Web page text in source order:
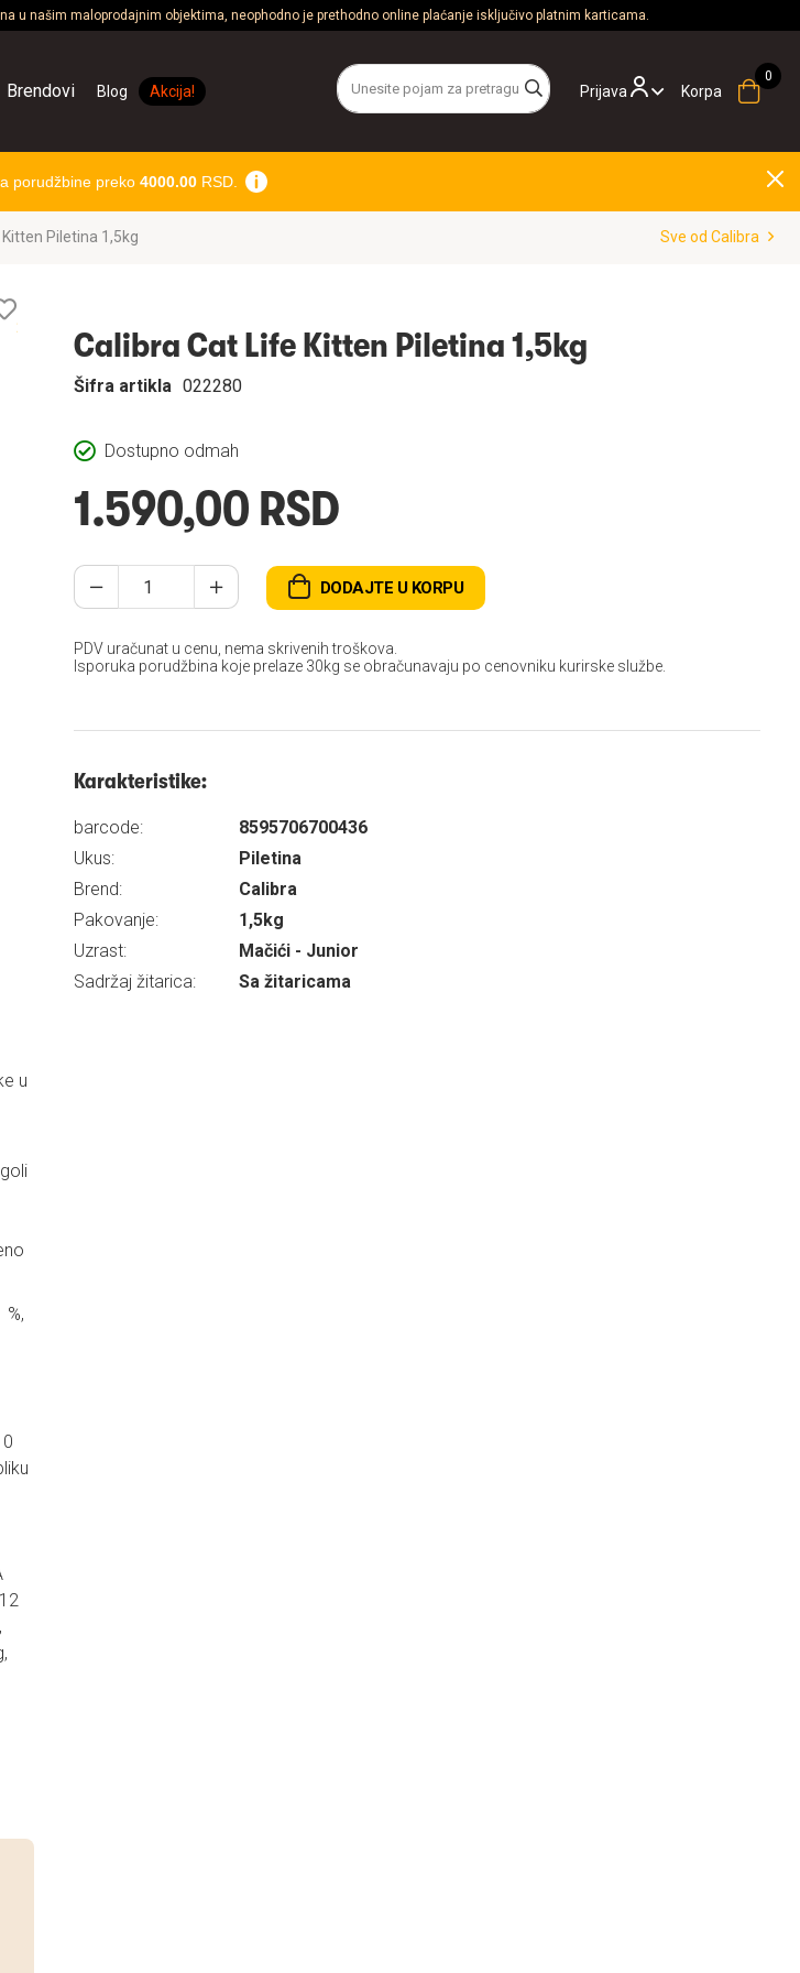
u našim maloprodajnim objektima, neophodno je prethodno online plaćanje isključivo platnim karticama.
Prijava
Brendovi Blog Akcija! Korpa
porudžbine preko 4000.00RSD.
Piletina 1,5kg Sve od Calibra
u
želja
Calibra Cat Life Kitten Piletina 1,5kg
Dostupno odmah
Šifra artikla 022280
1.590,00 RSD
DODAJTE U KORPU
PDV uračunat u cenu, nema skrivenih troškova.
Isporuka porudžbina koje prelaze 30kg se obračunavaju po cenovniku kurirske službe.
Karakteristike:
barcode:
8595706700436
Ukus:
Piletina
Brend:
Calibra
Pakovanje:
1,5kg
Uzrast:
Mačići - Junior
Sadržaj žitarica:
Sa žitaricama